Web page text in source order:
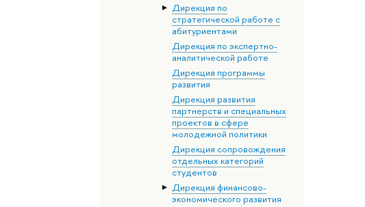
Дирекция по
стратегической работе с
абитуриентами
Дирекция по экспертно-
аналитической работе
Дирекция программы
развития
Дирекция развития
партнерств и специальных
проектов в сфере
молодежной политики
Дирекция сопровождения
отдельных категорий
студентов
Дирекция финансово-
экономического развития